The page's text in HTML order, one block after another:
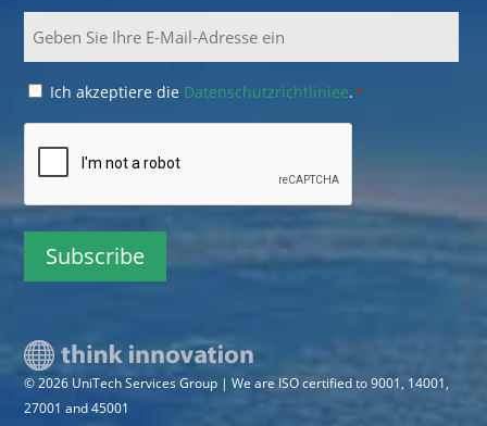
Consent
Ich akzeptiere die Datenschutzrichtliniee.*
CAPTCHA
© 2026 UniTech Services Group | We are ISO certified to 9001, 14001,
27001 and 45001